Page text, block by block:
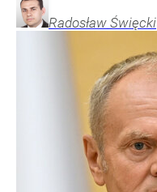
Radosław Święcki